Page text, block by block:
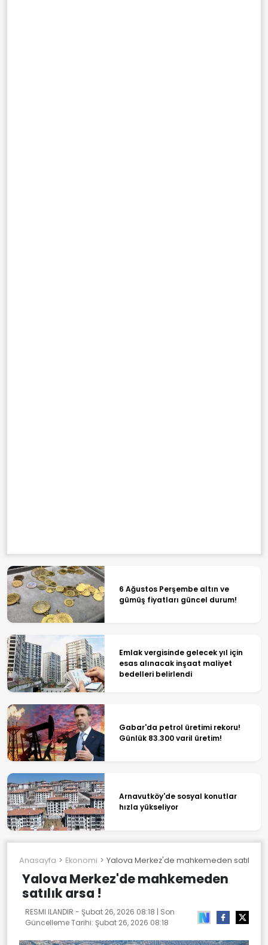
6 Ağustos Perşembe altın ve
gümüş fiyatları güncel durum!
Emlak vergisinde gelecek yıl için
esas alınacak inşaat maliyet
bedelleri belirlendi
Gabar'da petrol üretimi rekoru!
Günlük 83.300 varil üretim!
Arnavutköy'de sosyal konutlar
hızla yükseliyor
Anasayfa Ekonomi Yalova Merkez'de mahkemeden satılık
Yalova Merkez'de mahkemeden
satılık arsa !
RESMI ILANDIR - Şubat 26, 2026 08:18 | Son
Güncelleme Tarihi: Şubat 26, 2026 08:18